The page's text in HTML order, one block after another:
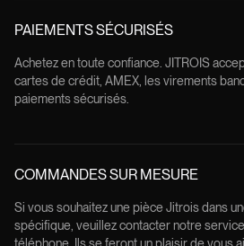
PAIEMENTS SÉCURISÉS
Achetez en toute confiance. JITROIS
cartes de crédit, AMEX, les virements
paiements sécurisés.
COMMANDES SUR MESURE
Si vous souhaitez une pièce Jitrois dans
spécifique, veuillez contacter notre